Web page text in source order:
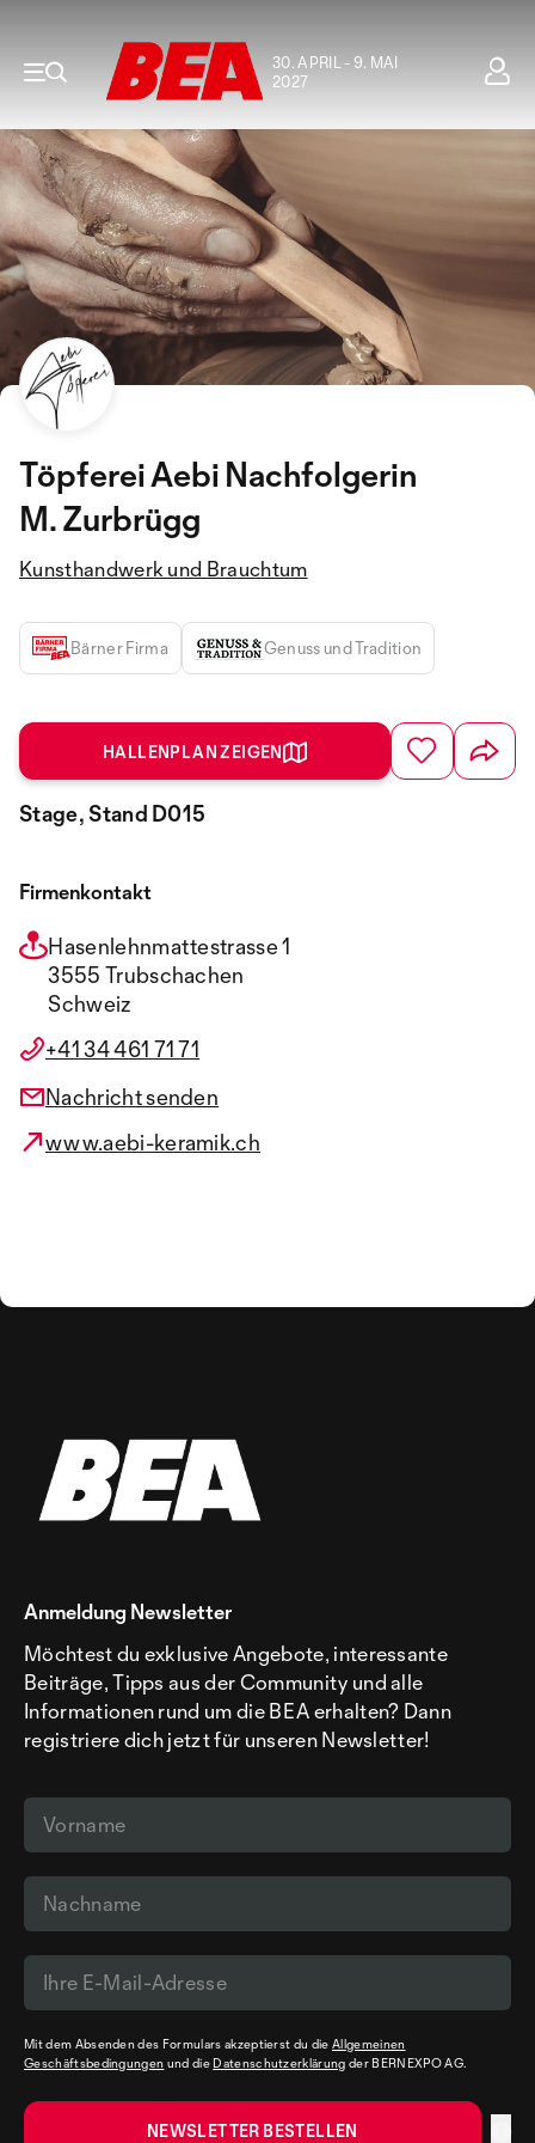
30. APRIL - 9. MAI
2027
Töpferei Aebi Nachfolgerin
M. Zurbrügg
Kunsthandwerk und Brauchtum
Bärner Firma Genuss und Tradition
HALLENPLAN ZEIGEN
Stage, Stand D015
Firmenkontakt
Hasenlehnmattestrasse 1
3555 Trubschachen
Schweiz
+41 34 461 71 71
Nachricht senden
www.aebi-keramik.ch
Anmeldung Newsletter
Möchtest du exklusive Angebote, interessante
Beiträge, Tipps aus der Community und alle
Informationen rund um die BEA erhalten? Dann
registriere dich jetzt für unseren Newsletter!
Mit dem Absenden des Formulars akzeptierst du dieAllgemeinen
Geschäftsbedingungen und die Datenschutzerklärung der BERNEXPO AG.